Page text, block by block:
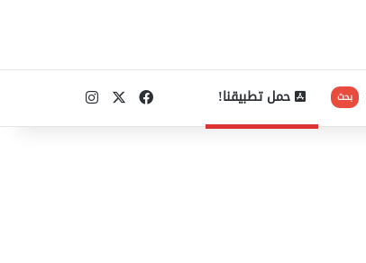
بحث حمل تطبيقنا! فيسبوكانستقرام